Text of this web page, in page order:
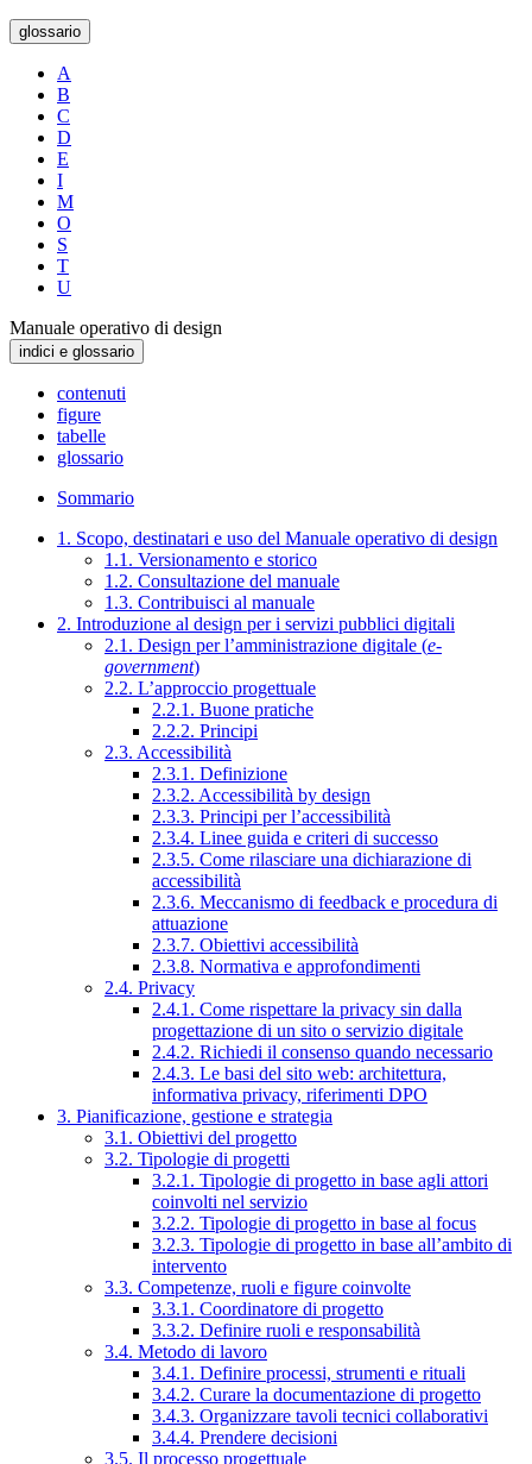
glossario
A
B
C
D
E
I
M
O
S
T
U
Manuale operativo di design
indici e glossario
contenuti
figure
tabelle
glossario
Sommario
1. Scopo, destinatari e uso del Manuale operativo di design
1.1. Versionamento e storico
1.2. Consultazione del manuale
1.3. Contribuisci al manuale
2. Introduzione al design per i servizi pubblici digitali
2.1. Design per l’amministrazione digitale (e-
government)
2.2. L’approccio progettuale
2.2.1. Buone pratiche
2.2.2. Principi
2.3. Accessibilità
2.3.1. Definizione
2.3.2. Accessibilità by design
2.3.3. Principi per l’accessibilità
2.3.4. Linee guida e criteri di successo
2.3.5. Come rilasciare una dichiarazione di
accessibilità
2.3.6. Meccanismo di feedback e procedura di
attuazione
2.3.7. Obiettivi accessibilità
2.3.8. Normativa e approfondimenti
2.4. Privacy
2.4.1. Come rispettare la privacy sin dalla
progettazione di un sito o servizio digitale
2.4.2. Richiedi il consenso quando necessario
2.4.3. Le basi del sito web: architettura,
informativa privacy, riferimenti DPO
3. Pianificazione, gestione e strategia
3.1. Obiettivi del progetto
3.2. Tipologie di progetti
3.2.1. Tipologie di progetto in base agli attori
coinvolti nel servizio
3.2.2. Tipologie di progetto in base al focus
3.2.3. Tipologie di progetto in base all’ambito di
intervento
3.3. Competenze, ruoli e figure coinvolte
3.3.1. Coordinatore di progetto
3.3.2. Definire ruoli e responsabilità
3.4. Metodo di lavoro
3.4.1. Definire processi, strumenti e rituali
3.4.2. Curare la documentazione di progetto
3.4.3. Organizzare tavoli tecnici collaborativi
3.4.4. Prendere decisioni
3.5. Il processo progettuale